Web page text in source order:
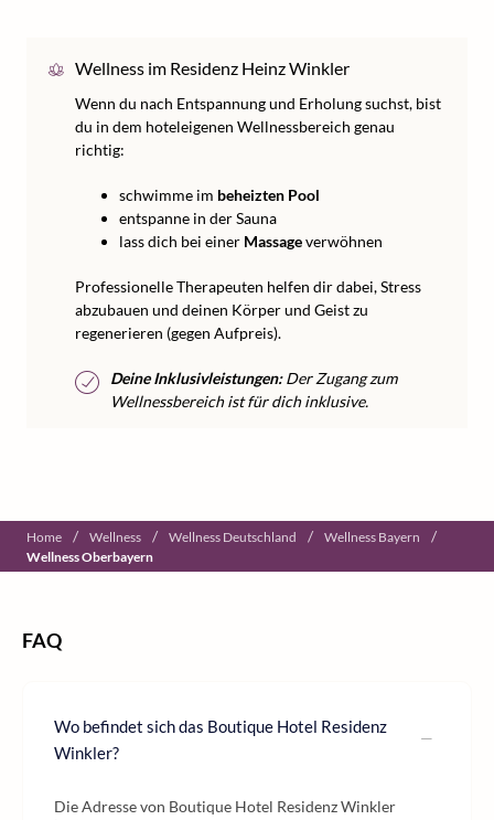
Wellness im Residenz Heinz Winkler
Wenn du nach Entspannung und Erholung suchst, bist
du in dem hoteleigenen Wellnessbereich genau
richtig:
schwimme im beheizten Pool
entspanne in der Sauna
lass dich bei einer Massageverwöhnen
Professionelle Therapeuten helfen dir dabei, Stress
abzubauen und deinen Körper und Geist zu
regenerieren (gegen Aufpreis).
Deine Inklusivleistungen:Der Zugang zum
Wellnessbereich ist für dich inklusive.
Home / Wellness / Wellness Deutschland / Wellness Bayern /
Wellness Oberbayern
FAQ
Wo befindet sich das Boutique Hotel Residenz
Winkler?
Die Adresse von Boutique Hotel Residenz Winkler